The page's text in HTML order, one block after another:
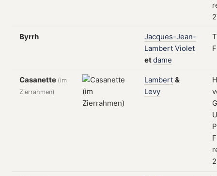
Byrrh
Jacques-Jean-
Lambert Violet
etdame
Casanette (im
Zierrahmen)
Lambert &
Levy